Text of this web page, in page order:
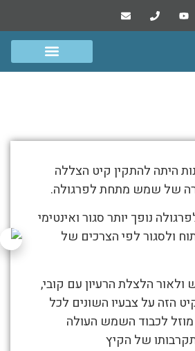
היתה להתקין קיט הצללה
של שמש מתחת לפרגולה.
נופך יותר סגור ואינטימי
ולסגור לפי הצרכים של
הלצלת הרעיון עם קובי,
הזה על צבעיו השונים לכל
מוזל לכבוד השמש העולה
של הקיץ